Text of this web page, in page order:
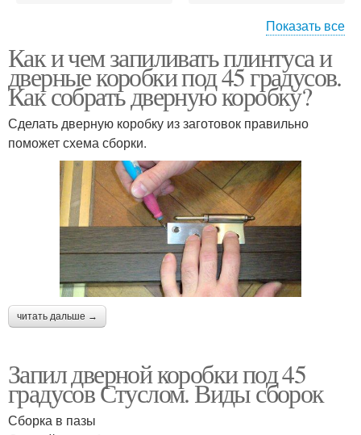
Коробки по шагам Дверная коробка
Коробки с доборами
Показать все
Как и чем запиливать плинтуса и
дверные коробки под 45 градусов.
Как собрать дверную коробку?
Сделать дверную коробку из заготовок правильно
поможет схема сборки.
читать дальше →
Запил дверной коробки под 45
градусов Стуслом. Виды сборок
Сборка в пазы